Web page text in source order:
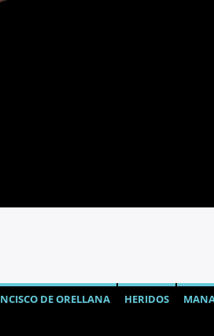
DE ORELLANA HERIDOS